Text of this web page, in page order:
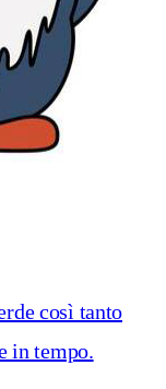
così tanto
in tempo.